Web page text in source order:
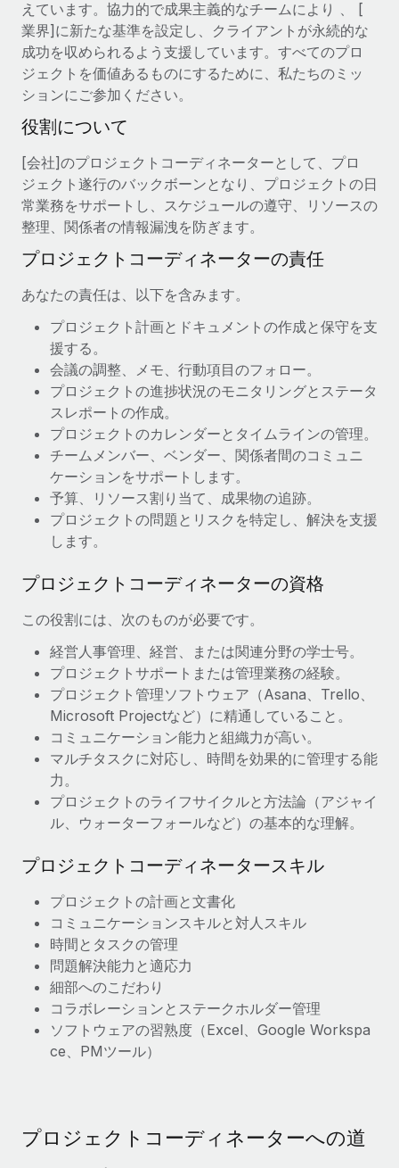
専門家に相談
グローバル人事・コンプライアンスの専門サポート
バックグラウンドチェック
Compliance Watchtower
コンプライアンスリスクを先回りして対応
デバイス管理
ITデバイスを世界規模で提供・管理
法令順守した法人をスピーディに設立
移住・転勤
従業員の異動をスムーズに
福利厚生
従業員の福利厚生を簡単に管理
Remote Build 近日リリース予定
統合とAI自動化に関するコンサルティング
活用事例
給与・人材情報
情報センター
サポートを依頼する
すべてのリソースを表示する
ブログ
グローバル給与処理
EORおよびPEO
ブログを読む
ブログ
Remoteの製品アップデート：GustoとXeroの統合お
よびContractor Management Plus（契約社員管理
プラス）
Remoteの使命は、世界のどこにいても、あらゆる規模の企業が
業務に最適な人材を採用し、管理し、給与を支給できるようにす
スしました。...
詳細を見る
給与詐欺：種類、事例、ビジネスを守る方法
給与, 賃金は詐欺の特に魅力的な標的です。多額の資金がシステ
ム間で頻繁に移動しているためです。このため、自社のビジネス
を保護することは極めて重要です。...
詳細を見る
えています。協力的で成果主義的なチームにより 、 [
業界]に新たな基準を設定し、クライアントが永続的な
成功を収められるよう支援しています。すべてのプロ
ジェクトを価値あるものにするために、私たちのミッ
ションにご参加ください。
役割について
[会社]のプロジェクトコーディネーターとして、プロ
ジェクト遂行のバックボーンとなり、プロジェクトの日
常業務をサポートし、スケジュールの遵守、リソースの
整理、関係者の情報漏洩を防ぎます。
プロジェクトコーディネーターの責任
あなたの責任は、以下を含みます。
プロジェクト計画とドキュメントの作成と保守を支
援する。
会議の調整、メモ、行動項目のフォロー。
プロジェクトの進捗状況のモニタリングとステータ
スレポートの作成。
プロジェクトのカレンダーとタイムラインの管理。
チームメンバー、ベンダー、関係者間のコミュニ
ケーションをサポートします。
予算、リソース割り当て、成果物の追跡。
プロジェクトの問題とリスクを特定し、解決を支援
します。
プロジェクトコーディネーターの資格
この役割には、次のものが必要です。
経営人事管理、経営、または関連分野の学士号。
プロジェクトサポートまたは管理業務の経験。
プロジェクト管理ソフトウェア（Asana、Trello、
Microsoft Projectなど）に精通していること。
コミュニケーション能力と組織力が高い。
マルチタスクに対応し、時間を効果的に管理する能
力。
プロジェクトのライフサイクルと方法論（アジャイ
ル、ウォーターフォールなど）の基本的な理解。
プロジェクトコーディネータースキル
プロジェクトの計画と文書化
コミュニケーションスキルと対人スキル
時間とタスクの管理
問題解決能力と適応力
細部へのこだわり
コラボレーションとステークホルダー管理
ソフトウェアの習熟度（Excel、Google Workspa
ce、PMツール）
プロジェクトコーディネーターへの道